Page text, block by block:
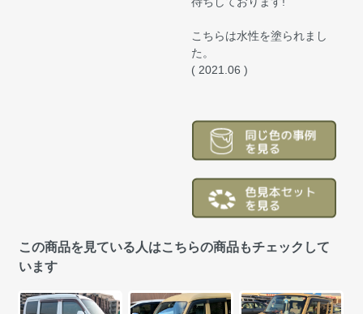
こちらは水性を塗られまし
た。
( 2021.06 )
この商品を見ている人はこちらの商品もチェックして
います